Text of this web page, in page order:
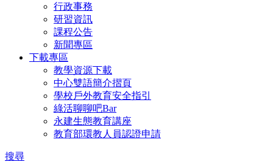
行政事務
研習資訊
課程公告
新聞專區
下載專區
教學資源下載
中心雙語簡介摺頁
學校戶外教育安全指引
綠活聊聊吧Bar
永建生態教育講座
教育部環教人員認證申請
搜尋